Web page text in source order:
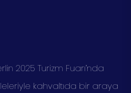
2025 Turizm Fuarı’nda
kahvaltıda bir araya